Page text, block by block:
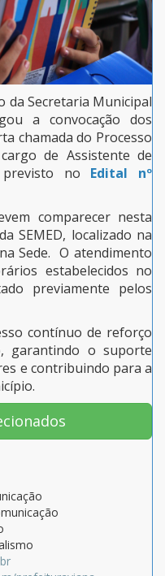
da Secretaria Municipal
a convocação dos
chamada do Processo
de Assistente de
previsto no Edital nº
comparecer nesta
SEMED, localizado na
Sede. O atendimento
estabelecidos no
previamente pelos
contínuo de reforço
garantindo o suporte
e contribuindo para a